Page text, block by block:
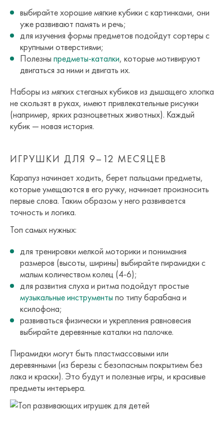
выбирайте хорошие мягкие кубики с картинками, они
уже развивают память и речь;
для изучения формы предметов подойдут сортеры с
крупными отверстиями;
Полезны предметы-каталки, которые мотивируют
двигаться за ними и двигать их.
Наборы из мягких стеганых кубиков из дышащего хлопка
не скользят в руках, имеют привлекательные рисунки
(например, ярких разноцветных животных). Каждый
кубик — новая история.
ИГРУШКИ ДЛЯ 9–12 МЕСЯЦЕВ
Карапуз начинает ходить, берет пальцами предметы,
которые умещаются в его ручку, начинает произносить
первые слова. Таким образом у него развивается
точность и логика.
Топ самых нужных:
для тренировки мелкой моторики и понимания
размеров (высоты, ширины) выбирайте пирамидки с
малым количеством колец (4-6);
для развития слуха и ритма подойдут простые
музыкальные инструменты по типу барабана и
ксилофона;
развиваться физически и укрепления равновесия
выбирайте деревянные каталки на палочке.
Пирамидки могут быть пластмассовыми или
деревянными (из березы с безопасным покрытием без
лака и краски). Это будут и полезные игры, и красивые
предметы интерьера.